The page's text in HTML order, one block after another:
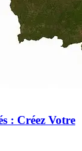
: Créez Votre